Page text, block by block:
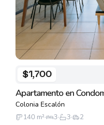
$1,700
Apartamento en
Colonia Escalón
140 m²· 3· 3· 2